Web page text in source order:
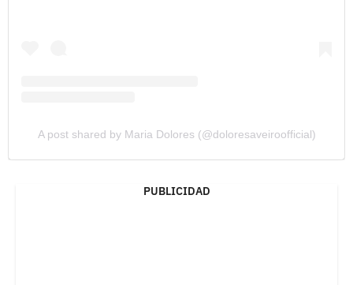
A post shared by Maria Dolores (@doloresaveiroofficial)
PUBLICIDAD